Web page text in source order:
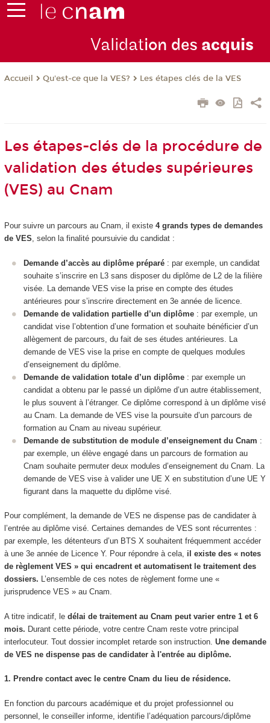
Validation des acquis
Accueil Qu'est-ce que la VES? Les étapes clés de la VES
Les étapes-clés de la procédure de
validation des études supérieures
(VES) au Cnam
Pour suivre un parcours au Cnam, il existe 4 grands types de demandes
de VES, selon la finalité poursuivie du candidat :
Demande d’accès au diplôme préparé : par exemple, un candidat
souhaite s’inscrire en L3 sans disposer du diplôme de L2 de la filière
visée. La demande VES vise la prise en compte des études
antérieures pour s’inscrire directement en 3e année de licence.
Demande de validation partielle d’un diplôme : par exemple, un
candidat vise l’obtention d’une formation et souhaite bénéficier d’un
allègement de parcours, du fait de ses études antérieures. La
demande de VES vise la prise en compte de quelques modules
d’enseignement du diplôme.
Demande de validation totale d’un diplôme : par exemple un
candidat a obtenu par le passé un diplôme d’un autre établissement,
le plus souvent à l’étranger. Ce diplôme correspond à un diplôme visé
au Cnam. La demande de VES vise la poursuite d’un parcours de
formation au Cnam au niveau supérieur.
Demande de substitution de module d’enseignement du Cnam :
par exemple, un élève engagé dans un parcours de formation au
Cnam souhaite permuter deux modules d’enseignement du Cnam. La
demande de VES vise à valider une UE X en substitution d’une UE Y
figurant dans la maquette du diplôme visé.
Pour complément, la demande de VES ne dispense pas de candidater à
l’entrée au diplôme visé. Certaines demandes de VES sont récurrentes :
par exemple, les détenteurs d’un BTS X souhaitent fréquemment accéder
à une 3e année de Licence Y. Pour répondre à cela, il existe des « notes
de règlement VES » qui encadrent et automatisent le traitement des
dossiers. L’ensemble de ces notes de règlement forme une «
jurisprudence VES » au Cnam.
A titre indicatif, le délai de traitement au Cnam peut varier entre 1 et 6
mois. Durant cette période, votre centre Cnam reste votre principal
interlocuteur. Tout dossier incomplet retarde son instruction. Une demande
de VES ne dispense pas de candidater à l'entrée au diplôme.
1. Prendre contact avec le centre Cnam du lieu de résidence.
En fonction du parcours académique et du projet professionnel ou
personnel, le conseiller informe, identifie l’adéquation parcours/diplôme